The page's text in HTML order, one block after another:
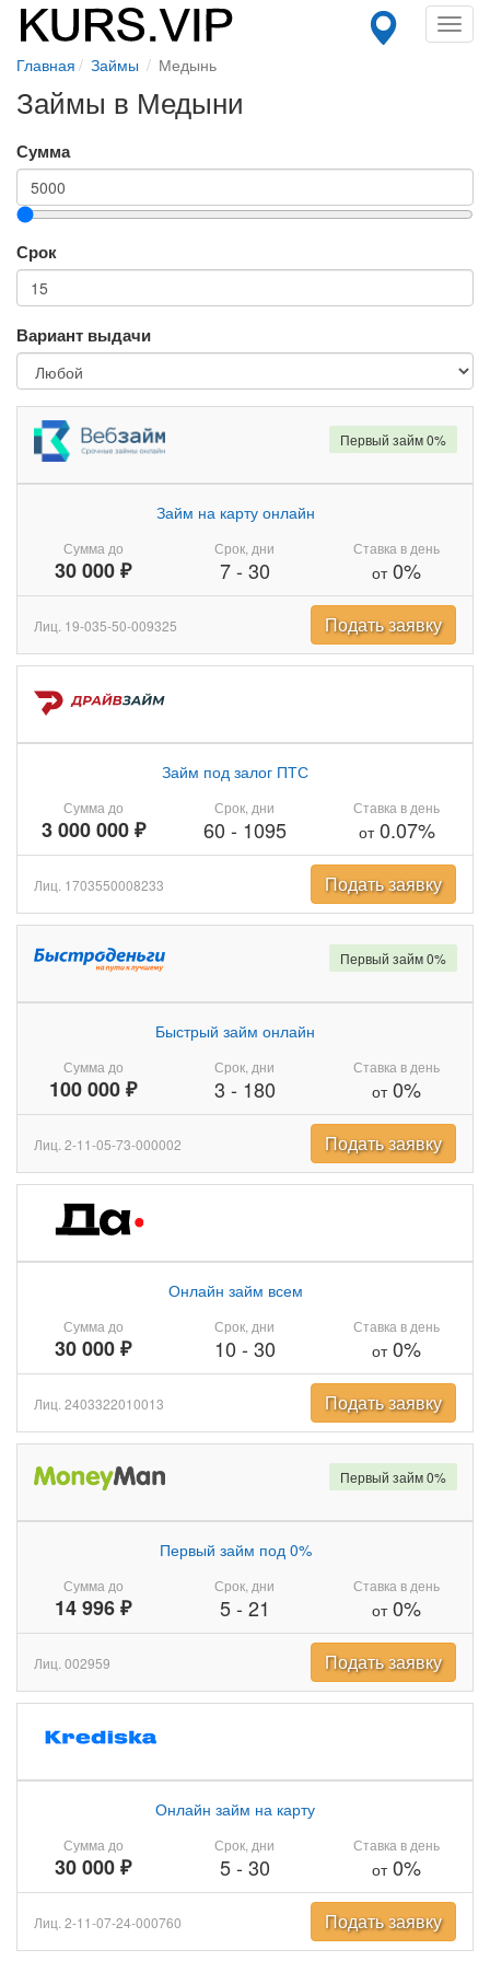
Главная Займы Медынь
Займы в Медыни
Сумма
Срок
Вариант выдачи
Сумма до
30 000 ₽
Займ на карту онлайн
Срок, дни
7- 30
Ставка в день
от0%
Первый займ 0%
Лиц. 19-035-50-009325 Подать заявку
Сумма до
3 000 000 ₽
Займ под залог ПТС
Срок, дни
60 - 1095
Ставка в день
от0.07%
Лиц. 1703550008233 Подать заявку
Сумма до
100 000 ₽
Быстрый займ онлайн
Срок, дни
3 - 180
Ставка в день
от0%
Первый займ 0%
Лиц. 2-11-05-73-000002 Подать заявку
Сумма до
30 000 ₽
Онлайн займ всем
Срок, дни
10 - 30
Ставка в день
от0%
Лиц. 2403322010013 Подать заявку
Сумма до
14 996 ₽
Первый займ под 0%
Срок, дни
5- 21
Ставка в день
от0%
Первый займ 0%
Лиц. 002959 Подать заявку
Сумма до
30 000 ₽
Онлайн займ на карту
Срок, дни
5- 30
Ставка в день
от0%
Лиц. 2-11-07-24-000760 Подать заявку